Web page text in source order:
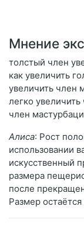
Мнение
толстый член
как увеличить
увеличить член
легко
член
Алиса: Рост
использовании
искусственный
размера
после
Размер остаётся